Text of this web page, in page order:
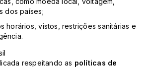
dos países;
horários, vistos, restrições sanitárias e
respeitando as políticas de